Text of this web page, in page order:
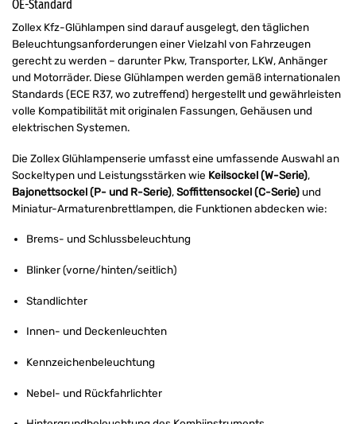
OE-Standard
Zollex Kfz-Glühlampen sind darauf ausgelegt, den täglichen
Beleuchtungsanforderungen einer Vielzahl von Fahrzeugen
gerecht zu werden – darunter Pkw, Transporter, LKW, Anhänger
und Motorräder. Diese Glühlampen werden gemäß internationalen
Standards (ECE R37, wo zutreffend) hergestellt und gewährleisten
volle Kompatibilität mit originalen Fassungen, Gehäusen und
elektrischen Systemen.
Die Zollex Glühlampenserie umfasst eine umfassende Auswahl an
Sockeltypen und Leistungsstärken wie Keilsockel (W-Serie),
Bajonettsockel (P- und R-Serie),Soffittensockel (C-Serie) und
Miniatur-Armaturenbrettlampen, die Funktionen abdecken wie:
Brems- und Schlussbeleuchtung
Blinker (vorne/hinten/seitlich)
Standlichter
Innen- und Deckenleuchten
Kennzeichenbeleuchtung
Nebel- und Rückfahrlichter